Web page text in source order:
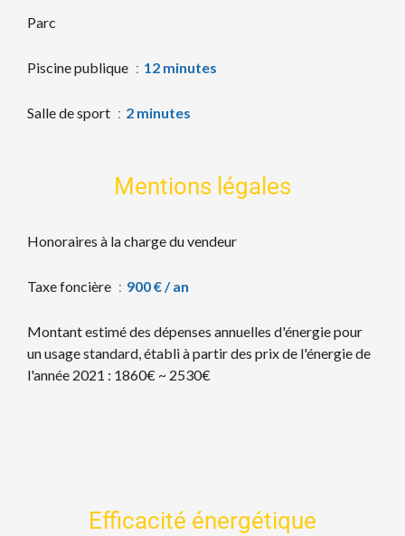
Parc
Piscine publique 12 minutes
Salle de sport 2 minutes
Mentions légales
Honoraires à la charge du vendeur
Taxe foncière 900 € / an
Montant estimé des dépenses annuelles d'énergie pour
un usage standard, établi à partir des prix de l'énergie de
l'année 2021 : 1860€ ~ 2530€
Efficacité énergétique